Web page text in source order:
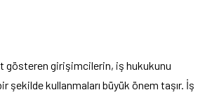
gösteren girişimcilerin, iş hukukunu
şekilde kullanmaları büyük önem taşır. İş